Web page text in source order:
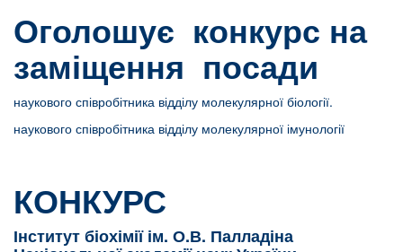
Оголошує конкурс на
заміщення посади
наукового співробітника відділу молекулярної біології.
наукового співробітника відділу молекулярної імунології
КОНКУРС
Інститут біохімії ім. О.В. Палладіна